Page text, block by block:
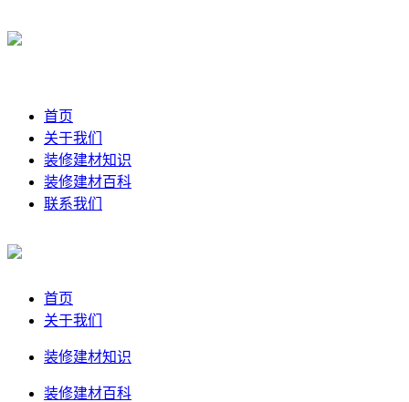
首页
关于我们
装修建材知识
装修建材百科
联系我们
首页
关于我们
装修建材知识
装修建材百科